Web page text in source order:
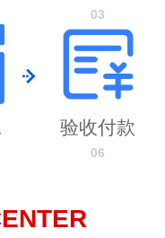
03
验收付款
06